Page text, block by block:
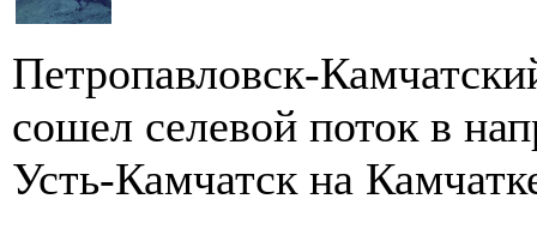
Петропавловск-
сошел селевой поток в
Усть-Камчатск на